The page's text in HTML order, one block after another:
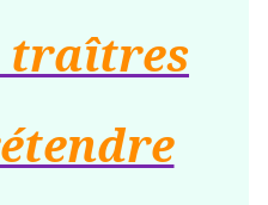
traîtres